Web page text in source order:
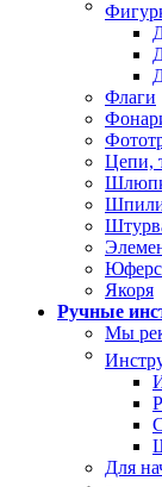
Флаги
Цепи,
Якоря
Ручные
Мы
Для